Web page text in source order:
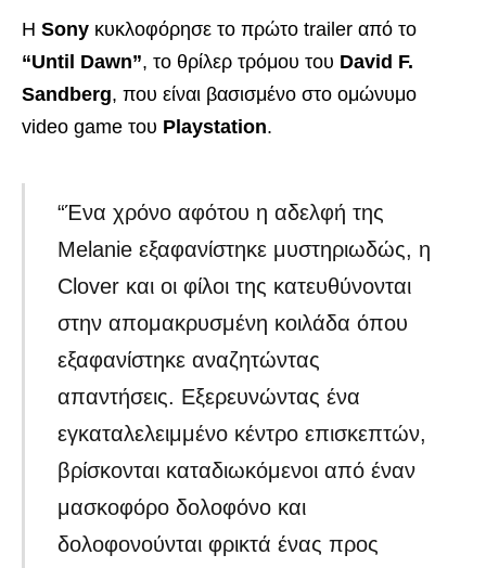
Η Sony κυκλοφόρησε το πρώτο trailer από το
“Until Dawn”, το θρίλερ τρόμου του David F.
Sandberg, που είναι βασισμένο στο ομώνυμο
video game του Playstation.
“Ένα χρόνο αφότου η αδελφή της
Melanie εξαφανίστηκε μυστηριωδώς, η
Clover και οι φίλοι της κατευθύνονται
στην απομακρυσμένη κοιλάδα όπου
εξαφανίστηκε αναζητώντας
απαντήσεις. Εξερευνώντας ένα
εγκαταλελειμμένο κέντρο επισκεπτών,
βρίσκονται καταδιωκόμενοι από έναν
μασκοφόρο δολοφόνο και
δολοφονούνται φρικτά ένας προς